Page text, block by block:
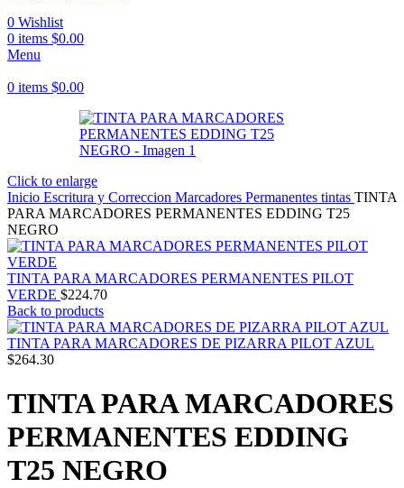
0 Wishlist
0 items $0.00
Menu
0 items $0.00
Click to enlarge
Inicio Escritura y Correccion Marcadores Permanentes tintas TINTA
PARA MARCADORES PERMANENTES EDDING T25
NEGRO
TINTA PARA MARCADORES PERMANENTES PILOT
VERDE $224.70
Back to products
TINTA PARA MARCADORES DE PIZARRA PILOT AZUL
$264.30
TINTA PARA MARCADORES
PERMANENTES EDDING
T25 NEGRO